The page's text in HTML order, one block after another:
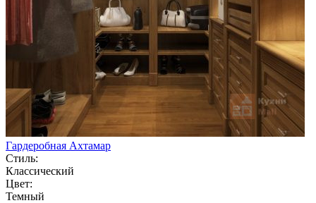
Гардеробная Ахтамар
Стиль:
Классический
Цвет:
Темный